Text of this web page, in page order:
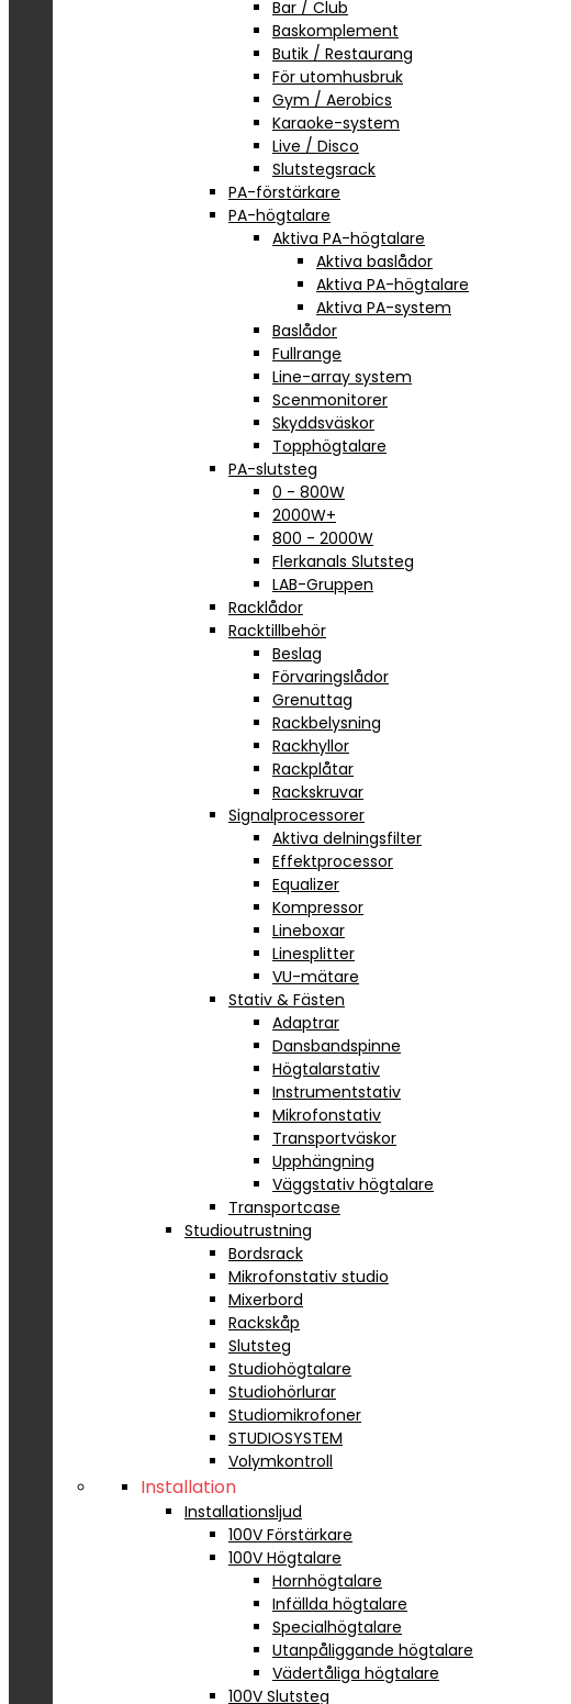
Bar / Club
Baskomplement
Butik / Restaurang
För utomhusbruk
Gym / Aerobics
Karaoke-system
Live / Disco
Slutstegsrack
PA-förstärkare
PA-högtalare
Aktiva PA-högtalare
Aktiva baslådor
Aktiva PA-högtalare
Aktiva PA-system
Baslådor
Fullrange
Line-array system
Scenmonitorer
Skyddsväskor
Topphögtalare
PA-slutsteg
0 - 800W
2000W+
800 - 2000W
Flerkanals Slutsteg
LAB-Gruppen
Racklådor
Racktillbehör
Beslag
Förvaringslådor
Grenuttag
Rackbelysning
Rackhyllor
Rackplåtar
Rackskruvar
Signalprocessorer
Aktiva delningsfilter
Effektprocessor
Equalizer
Kompressor
Lineboxar
Linesplitter
VU-mätare
Stativ & Fästen
Adaptrar
Dansbandspinne
Högtalarstativ
Instrumentstativ
Mikrofonstativ
Transportväskor
Upphängning
Väggstativ högtalare
Transportcase
Studioutrustning
Bordsrack
Mikrofonstativ studio
Mixerbord
Rackskåp
Slutsteg
Studiohögtalare
Studiohörlurar
Studiomikrofoner
STUDIOSYSTEM
Volymkontroll
Installation
Installationsljud
100V Förstärkare
100V Högtalare
Hornhögtalare
Infällda högtalare
Specialhögtalare
Utanpåliggande högtalare
Vädertåliga högtalare
100V Slutsteg